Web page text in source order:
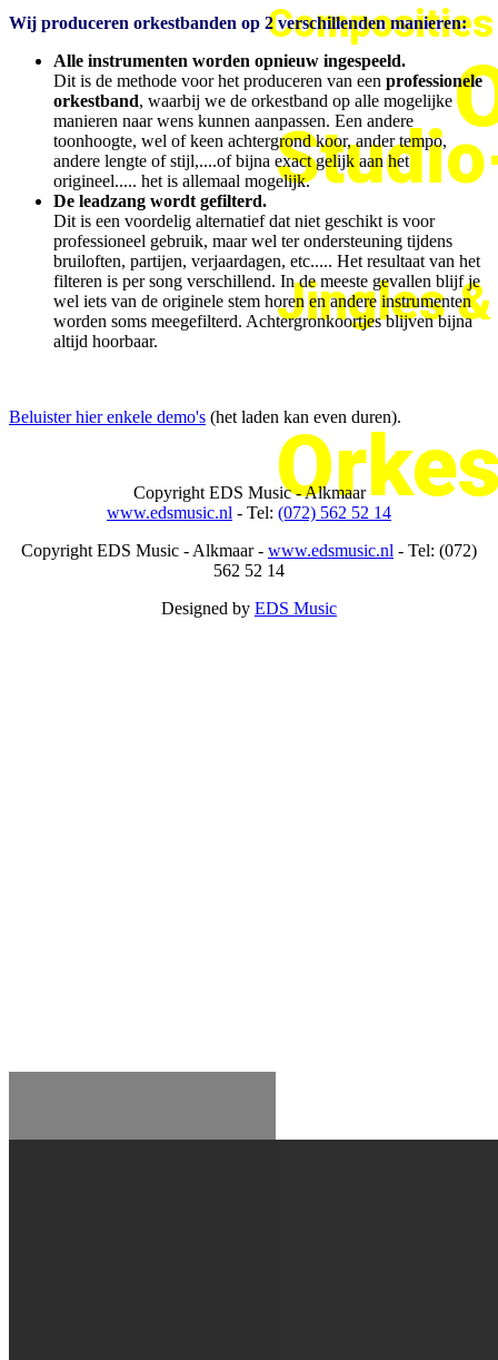
Jingles
Wij produceren orkestbanden op 2 verschillenden manieren:
Alle instrumenten worden opnieuw ingespeeld.
Dit is de methode voor het produceren van een professionele
orkestband, waarbij we de orkestband op alle mogelijke
manieren naar wens kunnen aanpassen. Een andere
toonhoogte, wel of keen achtergrond koor, ander tempo,
andere lengte of stijl,....of bijna exact gelijk aan het
origineel..... het is allemaal mogelijk.
De leadzang wordt gefilterd.
Dit is een voordelig alternatief dat niet geschikt is voor
professioneel gebruik, maar wel ter ondersteuning tijdens
bruiloften, partijen, verjaardagen, etc..... Het resultaat van het
filteren is per song verschillend. In de meeste gevallen blijf je
wel iets van de originele stem horen en andere instrumenten
worden soms meegefilterd. Achtergronkoortjes blijven bijna
altijd hoorbaar.
Beluister hier enkele demo's (het laden kan even duren).
Copyright EDS Music - Alkmaar
www.edsmusic.nl - Tel: (072) 562 52 14
Copyright EDS Music - Alkmaar - www.edsmusic.nl - Tel: (072)
562 52 14
Designed by EDS Music